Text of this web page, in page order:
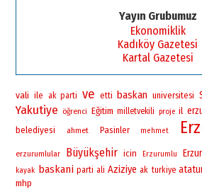
Başkan Sekmen’den
bir vizyon proje daha!
02 Ağustos 2026 Pazar
Yayın Grubumuz
Ekonomiklik
Kadıköy Gazetesi
Kartal Gazetesi
vali ile ak parti ve etti baskan universitesi
Yakutiye öğrenci Eğitim milletvekili proje il
belediyesi ahmet Pasinler mehmet
erzurumlular Büyükşehir icin Erzurumlu
kayak baskani parti ali Aziziye ak turkiye
mhp